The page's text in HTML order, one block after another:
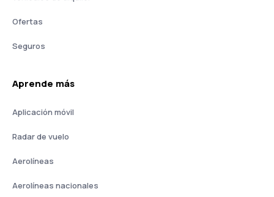
Ofertas
Seguros
Aprende más
Aplicación móvil
Radar de vuelo
Aerolíneas
Aerolíneas nacionales